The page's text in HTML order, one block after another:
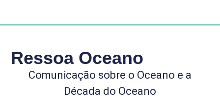
Ressoa Oceano
Comunicação sobre o Oceano e a
Década do Oceano